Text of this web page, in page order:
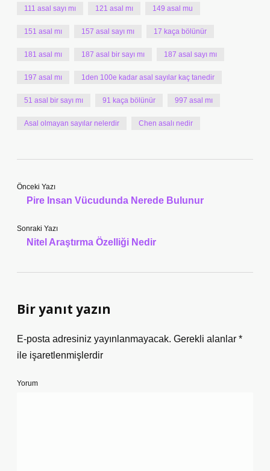
111 asal sayı mı 121 asal mı 149 asal mu
151 asal mı 157 asal sayı mı 17 kaça bölünür
181 asal mı 187 asal bir sayı mı 187 asal sayı mı
197 asal mı 1den 100e kadar asal sayılar kaç tanedir
51 asal bir sayı mı 91 kaça bölünür 997 asal mı
Asal olmayan sayılar nelerdir Chen asalı nedir
Önceki Yazı
Pire Insan Vücudunda Nerede Bulunur
Sonraki Yazı
Nitel Araştırma Özelliği Nedir
Bir yanıt yazın
E-posta adresiniz yayınlanmayacak. Gerekli alanlar *
ile işaretlenmişlerdir
Yorum